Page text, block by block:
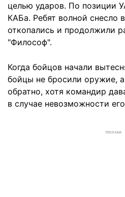
целью ударов. По позиции
КАБа. Ребят волной снесло
откопались и продолжили
"Философ".
Когда бойцов начали
бойцы не бросили оружие,
обратно, хотя командир
в случае невозможности
РЕКЛАМА